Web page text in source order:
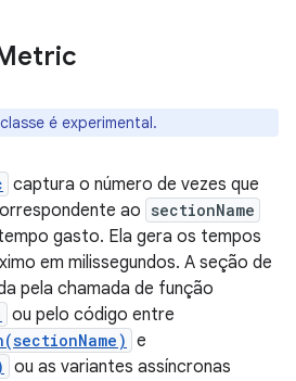
é experimental.
captura o número de vezes que
ao sectionName
gasto. Ela gera os tempos
em milissegundos. A seção de
pela chamada de função
ou pelo código entre
e
ou as variantes assíncronas